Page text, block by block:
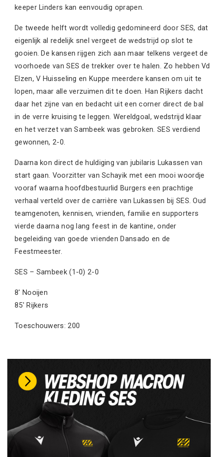
keeper Linders kan eenvoudig oprapen.
De tweede helft wordt volledig gedomineerd door SES, dat
eigenlijk al redelijk snel vergeet de wedstrijd op slot te
gooien. De kansen rijgen zich aan maar telkens vergeet de
voorhoede van SES de trekker over te halen. Zo hebben Vd
Elzen, V Huisseling en Kuppe meerdere kansen om uit te
lopen, maar alle verzuimen dit te doen. Han Rijkers dacht
daar het zijne van en bedacht uit een corner direct de bal
in de verre kruising te leggen. Wereldgoal, wedstrijd klaar
en het verzet van Sambeek was gebroken. SES verdiend
gewonnen, 2-0.
Daarna kon direct de huldiging van jubilaris Lukassen van
start gaan. Voorzitter van Schayik met een mooi woordje
vooraf waarna hoofdbestuurlid Burgers een prachtige
verhaal verteld over de carrière van Lukassen bij SES. Oud
teamgenoten, kennisen, vrienden, familie en supporters
vierde daarna nog lang feest in de kantine, onder
begeleiding van goede vrienden Dansado en de
Feestmeester.
SES – Sambeek (1-0) 2-0
8′ Nooijen
85′ Rijkers
Toeschouwers: 200